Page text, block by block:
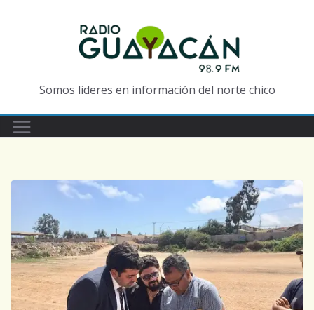
Somos lideres en información del norte chico